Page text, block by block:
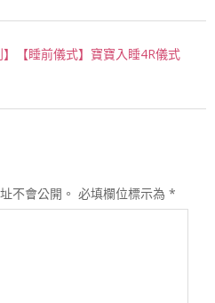
】【睡前儀式】寶寶入睡4R儀式
不會公開。 必填欄位標示為 *